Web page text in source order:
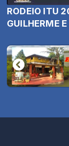
RODEIO ITU
GUILHERME